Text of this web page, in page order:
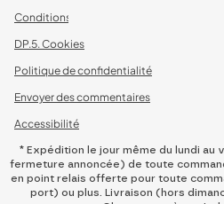
Conditions Générales de Ventes
DP.5. Cookies
Politique de confidentialité
Envoyer des commentaires
Accessibilité
* Expédition le jour même du lundi au
fermeture annoncée) de toute
en point relais offerte pour toute
port) ou plus. Livraison (hors